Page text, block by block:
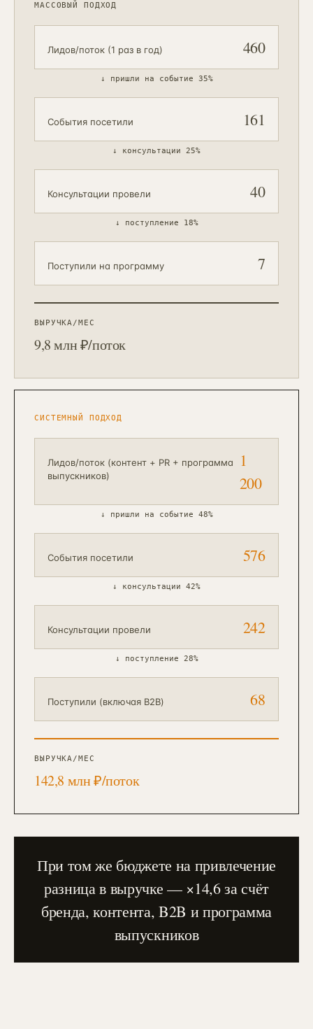
МАССОВЫЙ ПОДХОД
Лидов/поток (1 раз в год) 460
↓ пришли на событие 35%
События посетили 161
↓ консультации 25%
Консультации провели 40
↓ поступление 18%
Поступили на программу 7
ВЫРУЧКА/МЕС
9,8 млн ₽/поток
СИСТЕМНЫЙ ПОДХОД
Лидов/поток (контент + PR + программа
выпускников)
1
200
↓ пришли на событие 48%
События посетили 576
↓ консультации 42%
Консультации провели 242
↓ поступление 28%
Поступили (включая B2B) 68
ВЫРУЧКА/МЕС
142,8 млн ₽/поток
При том же бюджете на привлечение
разница в выручке — ×14,6 за счёт
бренда, контента, B2B и программа
выпускников